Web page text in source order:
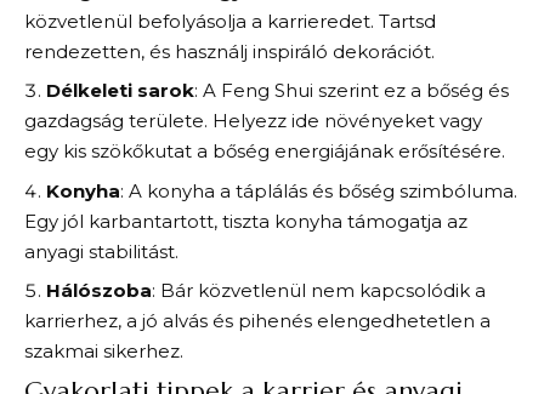
közvetlenül befolyásolja a karrieredet. Tartsd
rendezetten, és használj inspiráló dekorációt.
Délkeleti sarok: A Feng Shui szerint ez a bőség és
gazdagság területe. Helyezz ide növényeket vagy
egy kis szökőkutat a bőség energiájának erősítésére.
Konyha: A konyha a táplálás és bőség szimbóluma.
Egy jól karbantartott, tiszta konyha támogatja az
anyagi stabilitást.
Hálószoba: Bár közvetlenül nem kapcsolódik a
karrierhez, a jó alvás és pihenés elengedhetetlen a
szakmai sikerhez.